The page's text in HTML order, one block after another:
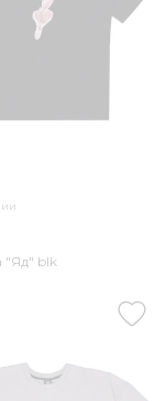
"Яд" blk